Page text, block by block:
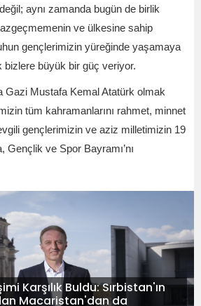
aynı zamanda bugün de birlik
ve ülkesine sahip
gençlerimizin yüreğinde yaşamaya
bizlere büyük bir güç veriyor.
Gazi Mustafa Kemal Atatürk olmak
tüm kahramanlarını rahmet, minnet
gençlerimizin ve aziz milletimizin 19
Gençlik ve Spor Bayramı’nı
Karşılık Buldu: Sırbistan'ın
Macaristan'dan da